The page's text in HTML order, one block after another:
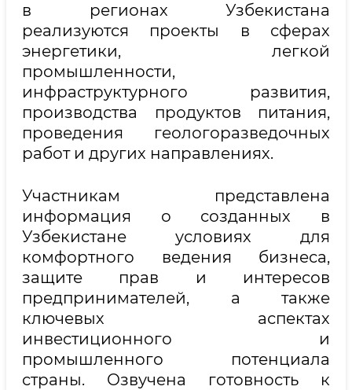
в регионах Узбекистана
реализуются проекты в сферах
энергетики, легкой
промышленности,
инфраструктурного развития,
производства продуктов питания,
проведения геологоразведочных
работ и других направлениях.
Участникам представлена
информация о созданных в
Узбекистане условиях для
комфортного ведения бизнеса,
защите прав и интересов
предпринимателей, а также
ключевых аспектах
инвестиционного и
промышленного потенциала
страны. Озвучена готовность к